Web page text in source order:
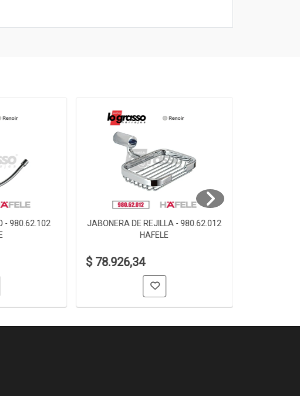
- 980.62.102
JABONERA DE REJILLA - 980.62.012
HAFELE
$ 78.926,34